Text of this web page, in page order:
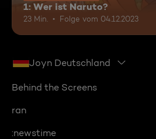
1: Wer ist Naruto?
23 Min. Folge vom 04.12.2023
Joyn Deutschland
Behind the Screens
ran
:newstime